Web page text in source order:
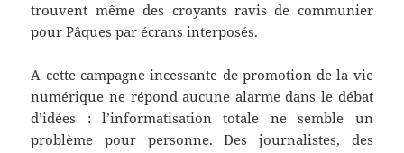
trouvent même des croyants ravis de communier
pour Pâques par écrans interposés.
A cette campagne incessante de promotion de la vie
numérique ne répond aucune alarme dans le débat
d’idées : l’informatisation totale ne semble un
problème pour personne. Des journalistes, des